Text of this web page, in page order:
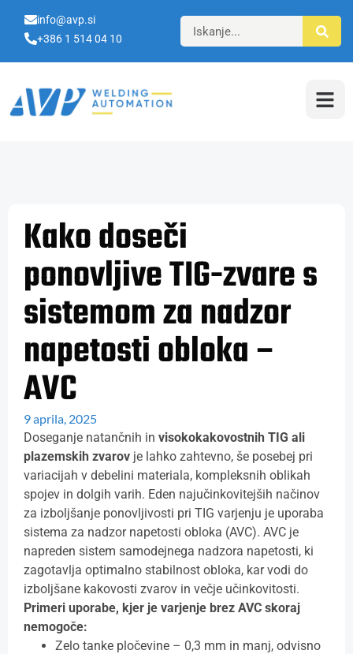
info@avp.si
+386 1 514 04 10
Kako doseči
ponovljive TIG-zvare s
sistemom za nadzor
napetosti obloka –
AVC
9 aprila, 2025
Doseganje natančnih in visokokakovostnih TIG ali
plazemskih zvarov je lahko zahtevno, še posebej pri
variacijah v debelini materiala, kompleksnih oblikah
spojev in dolgih varih. Eden najučinkovitejših načinov
za izboljšanje ponovljivosti pri TIG varjenju je uporaba
sistema za nadzor napetosti obloka (AVC). AVC je
napreden sistem samodejnega nadzora napetosti, ki
zagotavlja optimalno stabilnost obloka, kar vodi do
izboljšane kakovosti zvarov in večje učinkovitosti.
Primeri uporabe, kjer je varjenje brez AVC skoraj
nemogoče:
Zelo tanke pločevine – 0,3 mm in manj, odvisno